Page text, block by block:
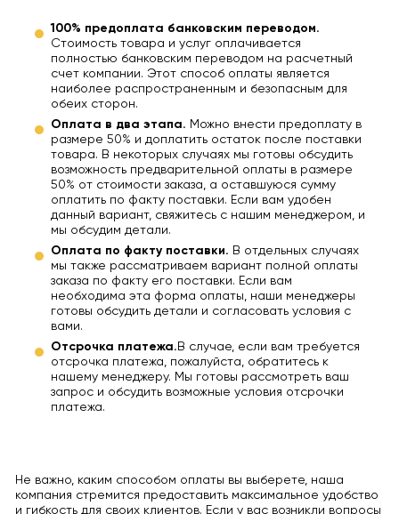
100% предоплата банковским переводом.
Стоимость товара и услуг оплачивается
полностью банковским переводом на расчетный
счет компании. Этот способ оплаты является
наиболее распространенным и безопасным для
обеих сторон.
Оплата в два этапа. Можно внести предоплату в
размере 50% и доплатить остаток после поставки
товара. В некоторых случаях мы готовы обсудить
возможность предварительной оплаты в размере
50% от стоимости заказа, а оставшуюся сумму
оплатить по факту поставки. Если вам удобен
данный вариант, свяжитесь с нашим менеджером, и
мы обсудим детали.
Оплата по факту поставки. В отдельных случаях
мы также рассматриваем вариант полной оплаты
заказа по факту его поставки. Если вам
необходима эта форма оплаты, наши менеджеры
готовы обсудить детали и согласовать условия с
вами.
Отсрочка платежа. В случае, если вам требуется
отсрочка платежа, пожалуйста, обратитесь к
нашему менеджеру. Мы готовы рассмотреть ваш
запрос и обсудить возможные условия отсрочки
платежа.
Не важно, каким способом оплаты вы выберете, наша
компания стремится предоставить максимальное удобство
и гибкость для своих клиентов. Если у вас возникли вопросы